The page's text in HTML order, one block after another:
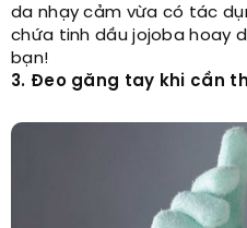
da nhạy cảm vừa có tác
chứa tinh dầu jojoba hoay
bạn!
3. Đeo găng tay khi cần